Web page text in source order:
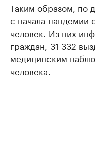
Таким образом, по
с начала пандемии
человек. Из них
граждан, 31 332
медицинским
человека.